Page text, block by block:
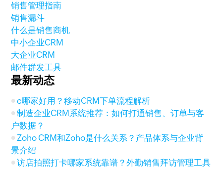
销售管理指南
销售漏斗
什么是销售商机
中小企业CRM
大企业CRM
邮件群发工具
最新动态
c哪家好用？移动CRM下单流程解析
制造企业CRM系统推荐：如何打通销售、订单与客
户数据？
Zoho CRM和Zoho是什么关系？产品体系与企业背
景介绍
访店拍照打卡哪家系统靠谱？外勤销售拜访管理工具